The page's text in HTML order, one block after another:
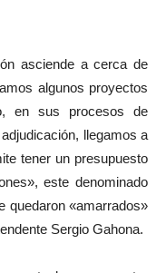
asciende a cerca de
algunos proyectos
en sus procesos de
llegamos a
tener un presupuesto
este denominado
quedaron «amarrados»
Sergio Gahona.